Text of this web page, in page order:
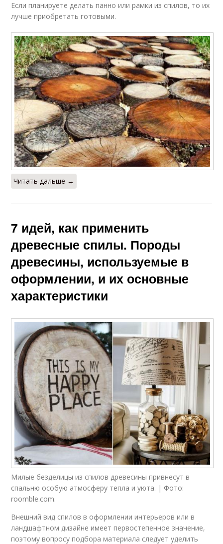
Если планируете делать панно или рамки из спилов, то их
лучше приобретать готовыми.
Читать дальше →
7 идей, как применить
древесные спилы. Породы
древесины, используемые в
оформлении, и их основные
характеристики
Милые безделицы из спилов древесины привнесут в
спальню особую атмосферу тепла и уюта. | Фото:
roomble.com.
Внешний вид спилов в оформлении интерьеров или в
ландшафтном дизайне имеет первостепенное значение,
поэтому вопросу подбора материала следует уделить